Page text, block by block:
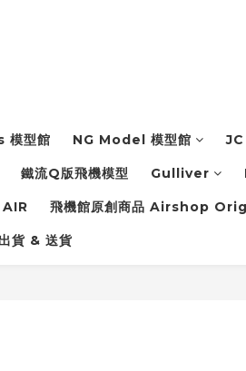
模型館 NG Model 模型館
鐵流Q版飛機模型 Gulliver
飛機館原創商品 Airshop
出貨 & 送貨